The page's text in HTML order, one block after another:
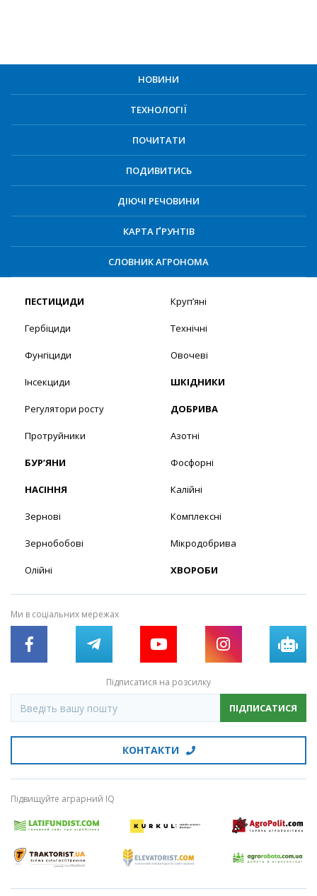
НОВИНИ
ТЕХНОЛОГІЇ
ПОЧИТАТИ
ПОДИВИТИСЬ
ДІЮЧІ РЕЧОВИНИ
КАРТА ҐРУНТІВ
СЛОВНИК АГРОНОМА
ПЕСТИЦИДИ
Гербіциди
Фунгіциди
Інсекциди
Регулятори росту
Протруйники
БУР’ЯНИ
НАСІННЯ
Зернові
Зернобобові
Олійні
Круп’яні
Технічні
Овочеві
ШКІДНИКИ
ДОБРИВА
Азотні
Фосфорні
Калійні
Комплексні
Мікродобрива
ХВОРОБИ
Ми в соціальних мережах
Підписатися на розсилку
ПІДПИСАТИСЯ
КОНТАКТИ
Підвищуйте аграрний IQ